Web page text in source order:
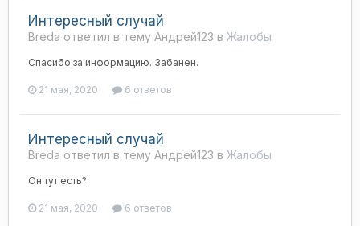
Интересный случай
Breda ответил в тему Андрей123 в Жалобы
Спасибо за информацию. Забанен.
21 мая, 2020 6 ответов
Интересный случай
Breda ответил в тему Андрей123 в Жалобы
Он тут есть?
21 мая, 2020 6 ответов